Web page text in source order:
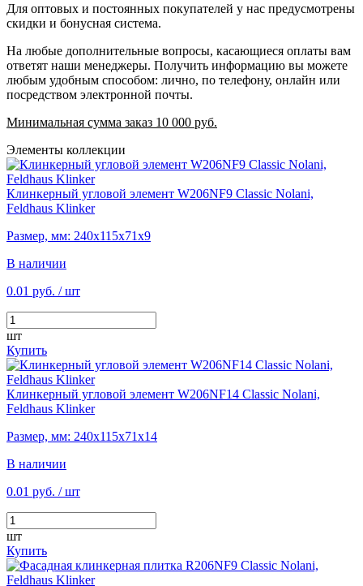
Для оптовых и постоянных покупателей у нас предусмотрены
скидки и бонусная система.
На любые дополнительные вопросы, касающиеся оплаты вам
ответят наши менеджеры. Получить информацию вы можете
любым удобным способом: лично, по телефону, онлайн или
посредством электронной почты.
Минимальная сумма заказ 10 000 руб.
Элементы коллекции
Клинкерный угловой элемент W206NF9 Classic Nolani,
Feldhaus Klinker
Размер, мм: 240х115х71х9
В наличии
0.01 руб. / шт
шт
Купить
Клинкерный угловой элемент W206NF14 Classic Nolani,
Feldhaus Klinker
Размер, мм: 240х115х71х14
В наличии
0.01 руб. / шт
шт
Купить